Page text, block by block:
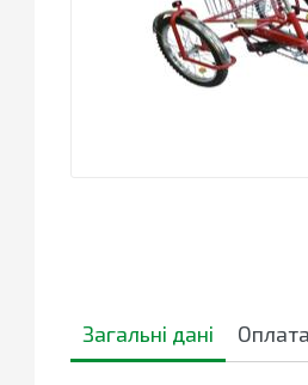
Загальні дані